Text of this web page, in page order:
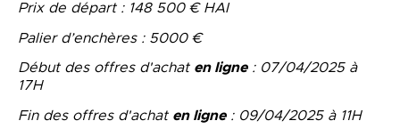
Prix de départ : 148 500 € HAI
Palier d’enchères : 5000 €
Début des offres d'achat en ligne: 07/04/2025 à
17H
Fin des offres d'achat en ligne: 09/04/2025 à 11H